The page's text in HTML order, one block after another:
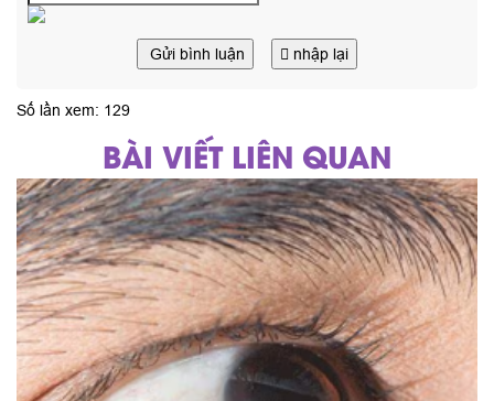
Gửi bình luận nhập lại
Số lần xem: 129
BÀI VIẾT LIÊN QUAN